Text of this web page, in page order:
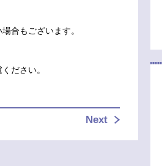
合もございます。
ださい。
Next